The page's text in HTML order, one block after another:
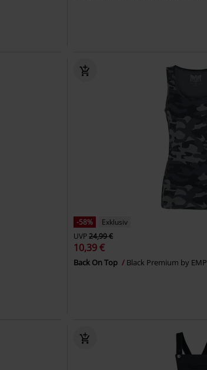
-58%
Exklusiv
UVP24,99 €
10,39 €
Back On Top Black Premium by EMP